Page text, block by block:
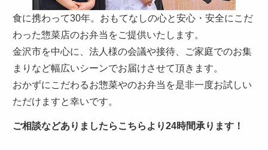
食に携わって30年。おもてなしの心と安心・安全にこだ
わった惣菜店のお弁当をご提供いたします。
金沢市を中心に、法人様の会議や接待、ご家庭でのお集
まりなど幅広いシーンでお届けさせて頂きます。
おかずにこだわるお惣菜やのお弁当を是非一度お試しい
ただけますと幸いです。
ご相談などありましたらこちらより24時間承ります！